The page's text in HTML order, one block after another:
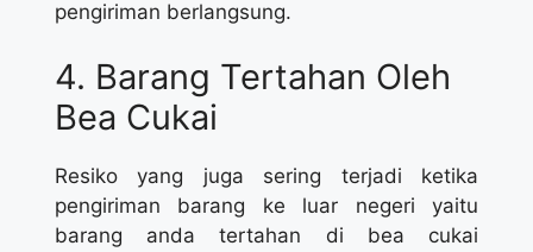
pengiriman berlangsung.
4. Barang Tertahan Oleh
Bea Cukai
Resiko yang juga sering terjadi ketika
pengiriman barang ke luar negeri yaitu
barang anda tertahan di bea cukai